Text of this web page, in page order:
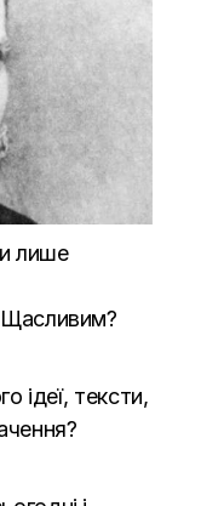
лише
ідеї, тексти,